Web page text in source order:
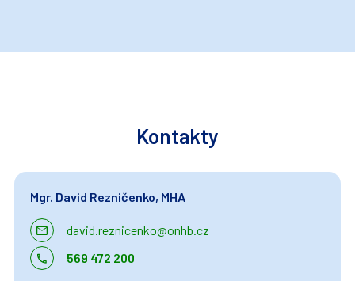
Kontakty
Mgr. David Rezničenko, MHA
david.reznicenko@onhb.cz
569 472 200